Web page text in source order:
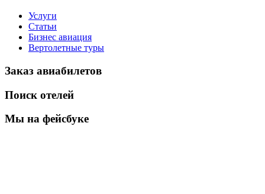
Услуги
Статьи
Бизнес авиация
Вертолетные туры
Заказ авиабилетов
Поиск отелей
Мы на фейсбуке